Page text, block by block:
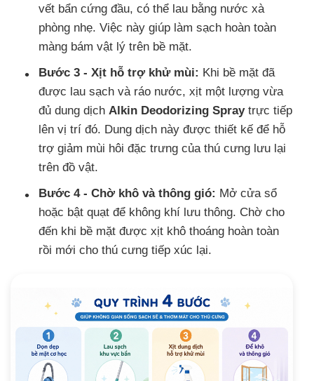
vết bẩn cứng đầu, có thể lau bằng nước xà
phòng nhẹ. Việc này giúp làm sạch hoàn toàn
màng bám vật lý trên bề mặt.
Bước 3 - Xịt hỗ trợ khử mùi: Khi bề mặt đã
được lau sạch và ráo nước, xịt một lượng vừa
đủ dung dịch Alkin Deodorizing Spraytrực tiếp
lên vị trí đó. Dung dịch này được thiết kế để hỗ
trợ giảm mùi hôi đặc trưng của thú cưng lưu lại
trên đồ vật.
Bước 4 - Chờ khô và thông gió: Mở cửa sổ
hoặc bật quạt để không khí lưu thông. Chờ cho
đến khi bề mặt được xịt khô thoáng hoàn toàn
rồi mới cho thú cưng tiếp xúc lại.